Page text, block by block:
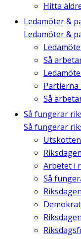
Hitta
Ledamöter &
Ledamöter &
Så
Partierna
Så
Så fungerar
Så fungerar
Arbetet i
Så